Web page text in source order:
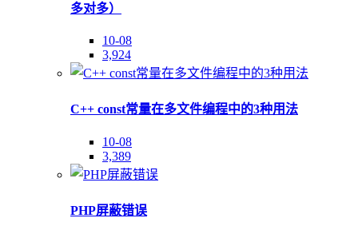
多对多）
10-08
3,924
C++ const常量在多文件编程中的3种用法
10-08
3,389
PHP屏蔽错误